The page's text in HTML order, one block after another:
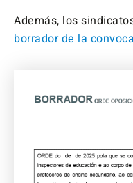
Además, los
borrador de la